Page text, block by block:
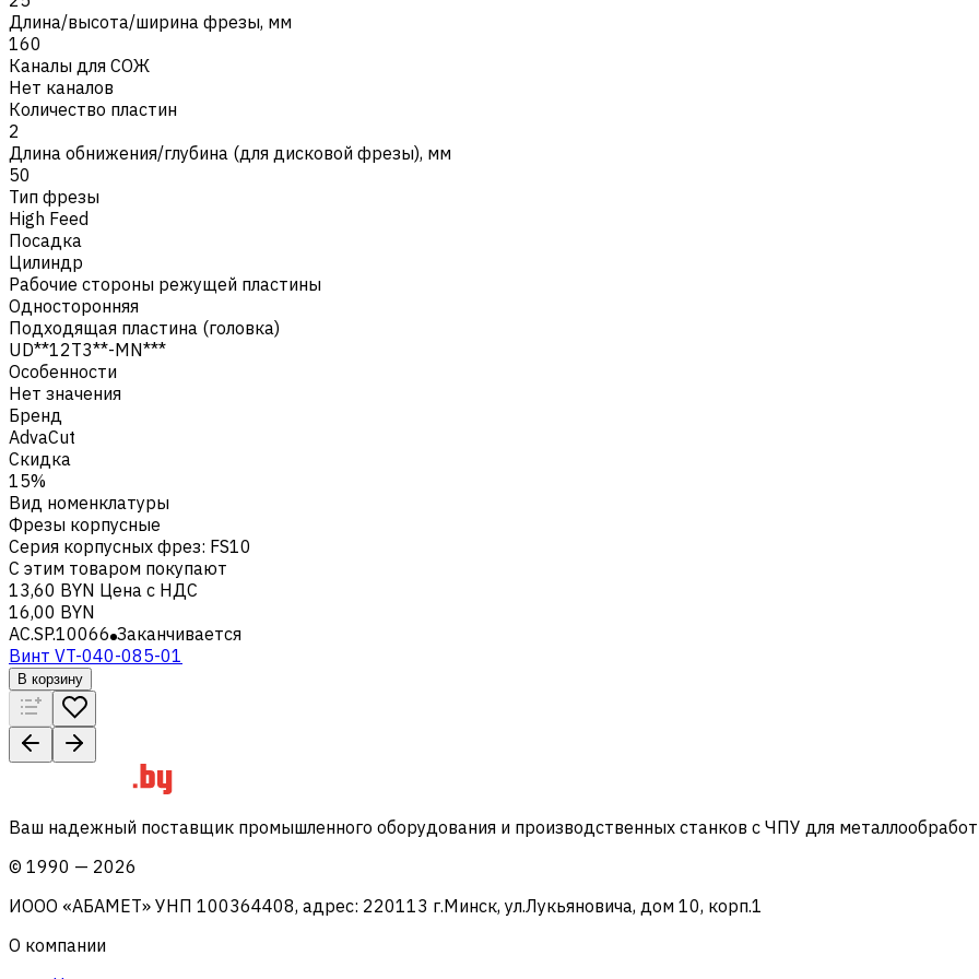
Длина/высота/ширина фрезы, мм
160
Каналы для СОЖ
Нет каналов
Количество пластин
2
Длина обнижения/глубина (для дисковой фрезы), мм
50
Тип фрезы
High Feed
Посадка
Цилиндр
Рабочие стороны режущей пластины
Односторонняя
Подходящая пластина (головка)
UD**12T3**-MN***
Особенности
Нет значения
Бренд
AdvaCut
Скидка
15%
Вид номенклатуры
Фрезы корпусные
Серия корпусных фрез: FS10
С этим товаром покупают
13,60 BYN Цена с НДС
16,00 BYN
AC.SP.10066 Заканчивается
Винт VT-040-085-01
В корзину
Ваш надежный поставщик промышленного оборудования и производственных станков с ЧПУ для
© 1990 — 2026
ИООО «АБАМЕТ» УНП 100364408, адрес: 220113 г.Минск, ул.Лукьяновича, дом 10, корп.1
О компании